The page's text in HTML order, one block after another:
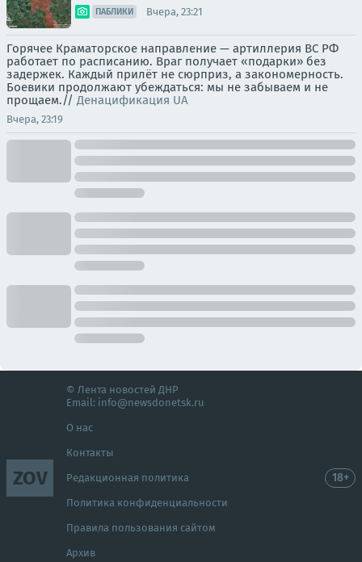
ПАБЛИКИ Вчера, 23:21
Горячее Краматорское направление — артиллерия ВС РФ
работает по расписанию. Враг получает «подарки» без
задержек. Каждый прилёт не сюрприз, а закономерность.
Боевики продолжают убеждаться: мы не забываем и не
прощаем.// Денацификация UA
Вчера, 23:19
ZOV
© Лента новостей ДНР
Email: info@newsdonetsk.ru
О нас
Контакты
Редакционная политика
Политика конфиденциальности
Правила пользования сайтом
Архив
18+